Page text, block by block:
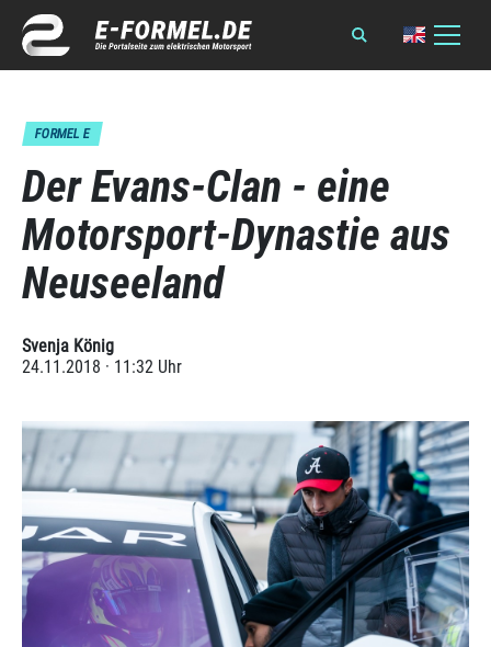
FORMEL E
Der Evans-Clan - eine
Motorsport-Dynastie aus
Neuseeland
Svenja König
24.11.2018 · 11:32 Uhr